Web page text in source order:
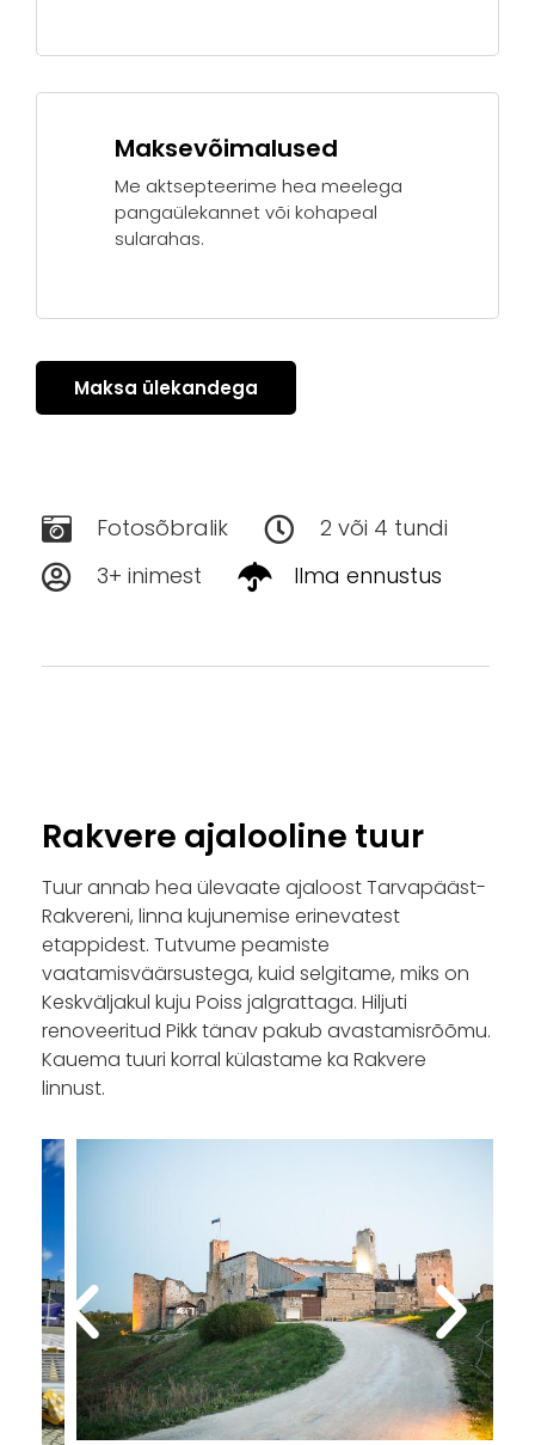
Fotosõbralik
2 või 4 tundi
3+ inimest
Ilma ennustus
Rakvere ajalooline tuur
Tuur annab hea ülevaate ajaloost Tarvapääst-
Rakvereni, linna kujunemise erinevatest
etappidest. Tutvume peamiste
vaatamisväärsustega, kuid selgitame, miks on
Keskväljakul kuju Poiss jalgrattaga. Hiljuti
renoveeritud Pikk tänav pakub avastamisrõõmu.
Kauema tuuri korral külastame ka Rakvere
linnust.
Maksevõimalused
Me aktsepteerime hea meelega
pangaülekannet või kohapeal
sularahas.
Maksa ülekandega